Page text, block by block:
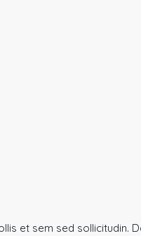
et sem sed sollicitudin.